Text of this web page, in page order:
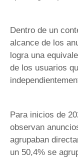
Dentro de un
alcance de los
logra una
de los usuarios
Para inicios de
observan
agrupaban
un 50,4% se